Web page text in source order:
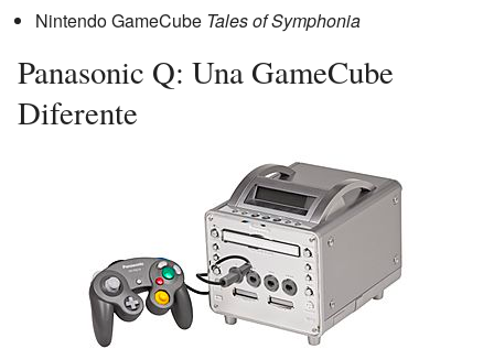
Nintendo GameCube Tales of Symphonia
Panasonic Q: Una GameCube
Diferente